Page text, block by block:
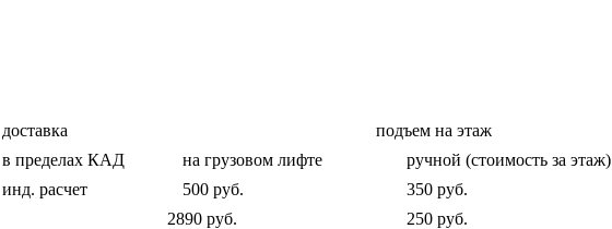
доставка
подъем на этаж
в пределах КАД
на грузовом лифте ручной (стоимость за этаж)
инд. расчет 500 руб. 350 руб.
2890 руб. 250 руб.